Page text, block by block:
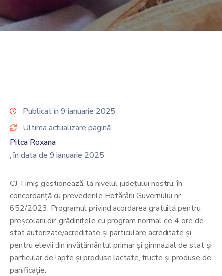
Județul
Publicat în 9 ianuarie 2025
Ultima actualizare pagină:
Pitca Roxana
, în data de 9 ianuarie 2025
CJ Timiș gestionează, la nivelul județului nostru, în
concordanță cu prevederile Hotărârii Guvernului nr.
652/2023, Programul privind acordarea gratuită pentru
preșcolarii din grădinițele cu program normal de 4 ore de
stat autorizate/acreditate și particulare acreditate și
pentru elevii din învățământul primar și gimnazial de stat și
particular de lapte și produse lactate, fructe și produse de
panificație.